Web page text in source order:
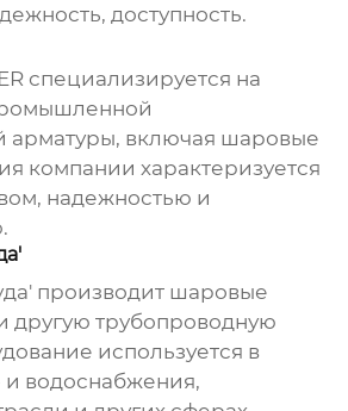
доступность.
специализируется на
арматуры, включая шаровые
компании характеризуется
надежностью и
производит шаровые
другую трубопроводную
используется в
и водоснабжения,